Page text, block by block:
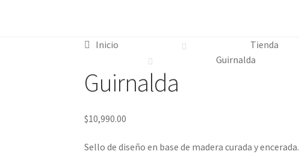
Inicio Tienda
Guirnalda
Guirnalda
$10,990.00
Sello de diseño en base de madera curada y encerada.